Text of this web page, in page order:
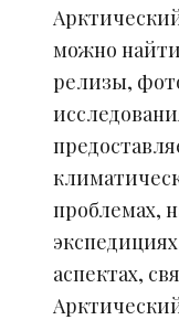
можно
релизы,
проблемах,
аспектах,